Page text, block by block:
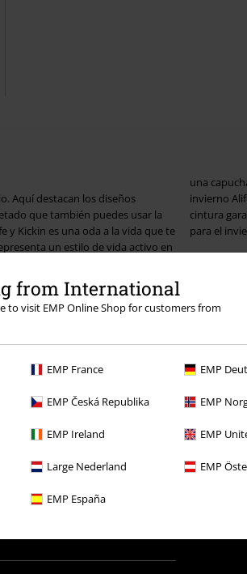
from International
to visit EMP Online Shop for customers from
EMP France EMP
EMP Česká Republika EMP
EMP Ireland EMP
Large Nederland EMP
EMP España
Aquí destacan los diseños
que también puedes usar la
y Kickin es una oda a la vida que te
un estilo de vida activo en
de EMP y date un capricho
debe faltar la ropa resistente a la
con una idoneidad flexible para el
de invierno roja y negra que
viene con dos bolsillos laterales y
una
invierno
cintura
para el
Alive and
sacan a
con
vaquero.
leggings,
Kickin!